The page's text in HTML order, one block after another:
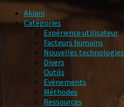
Akiani
Catégories
Expérience utilisateur
Facteurs humains
Nouvelles technologies
Divers
Outils
Evènements
Méthodes
Ressources